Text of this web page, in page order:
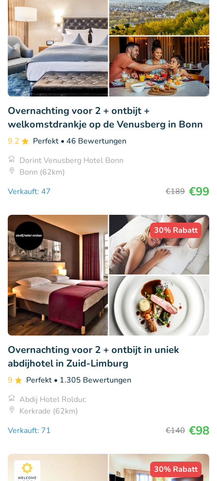
Overnachting voor 2 + ontbijt +
welkomstdrankje op de Venusberg in Bonn
9.2 Perfekt • 46 Bewertungen
Dorint Venusberg Hotel Bonn
Bonn (62km)
Verkauft: 47
€189 €99
30% Rabatt
Overnachting voor 2 + ontbijt in uniek
abdijhotel in Zuid-Limburg
9 Perfekt • 1.305 Bewertungen
Abdij Hotel Rolduc
Kerkrade (62km)
Verkauft: 71
€140 €98
30% Rabatt